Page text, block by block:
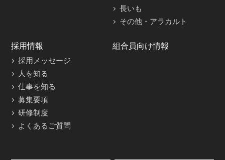
長いも
その他・アラカルト
採用情報
採用メッセージ
人を知る
仕事を知る
募集要項
研修制度
よくあるご質問
組合員向け情報